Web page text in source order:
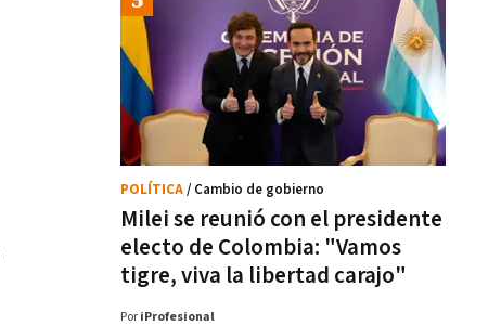
Milei se reunió con el presidente
electo de Colombia: "Vamos
tigre, viva la libertad carajo"
POLÍTICA/ Cambio de gobierno
Por iProfesional